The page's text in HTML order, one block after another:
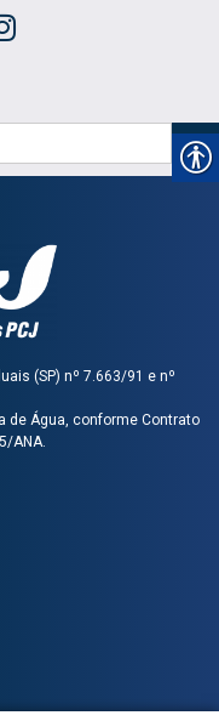
(SP) nº 7.663/91 e nº
de Água, conforme Contrato
ANA.